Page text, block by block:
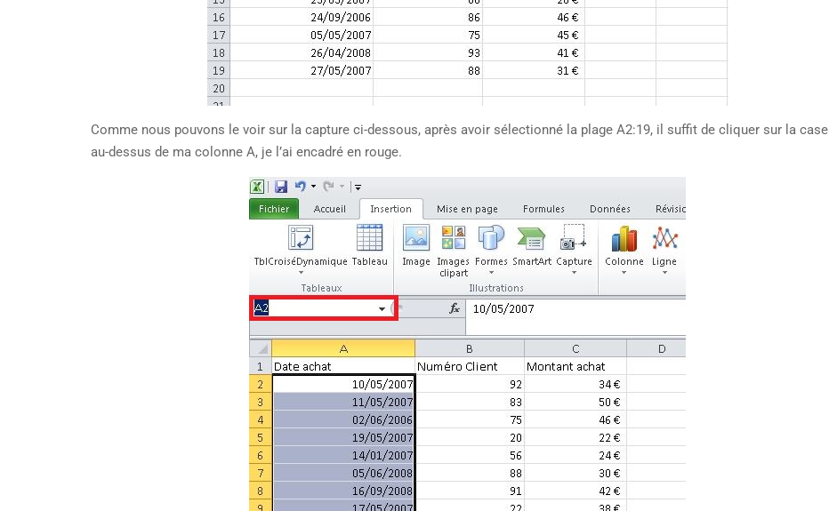
Comme nous pouvons le voir sur la capture ci-dessous, après avoir sélectionné la plage A2:19, il suffit de cliquer sur la case
au-dessus de ma colonne A, je l’ai encadré en rouge.